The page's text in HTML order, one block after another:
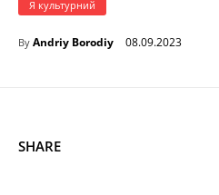
Я культурний
By Andriy Borodiy 08.09.2023
SHARE